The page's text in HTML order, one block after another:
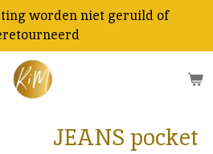
worden niet geruild of
JEANS pocket